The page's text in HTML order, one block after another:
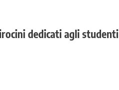
dedicati agli studenti